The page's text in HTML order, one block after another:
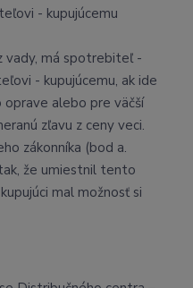
- kupujúcemu
vady, má spotrebiteľ -
- kupujúcemu, ak ide
alebo pre väčší
zľavu z ceny veci.
zákonníka (bod a.
že umiestnil tento
mal možnosť si